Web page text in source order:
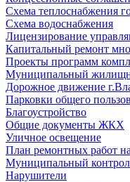
Схема теплоснабжения
Схема водоснабжения
Лицензирование
Капитальный ремонт
Проекты программ
Муниципальный
Дорожное движение
Парковки общего
Благоустройство
Общие документы ЖКХ
Уличное освещение
План ремонтных работ
Муниципальный
Нарушители